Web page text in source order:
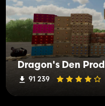
91 239